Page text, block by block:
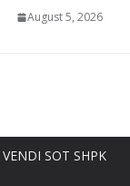
August 5, 2026
SOT SHPK